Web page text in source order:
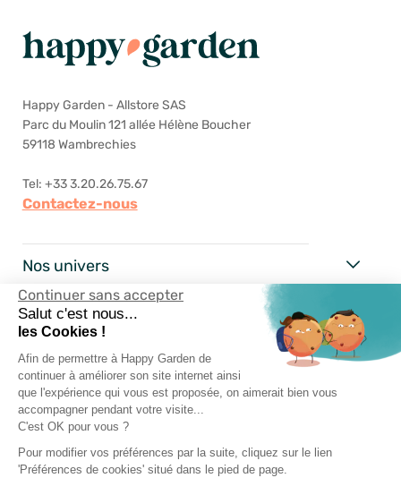
Continuer sans accepter
Salut c'est nous...
les Cookies !
Afin de permettre à Happy Garden de
continuer à améliorer son site internet ainsi
que l'expérience qui vous est proposée, on aimerait bien vous
accompagner pendant votre visite...
C'est OK pour vous ?
Pour modifier vos préférences par la suite, cliquez sur le lien
'Préférences de cookies' situé dans le pied de page.
Happy Garden - Allstore SAS
Parc du Moulin 121 allée Hélène Boucher
59118 Wambrechies
Tel: +33 3.20.26.75.67
Contactez-nous
Nos univers
Happy Garden
Nos services
Suivez-nous